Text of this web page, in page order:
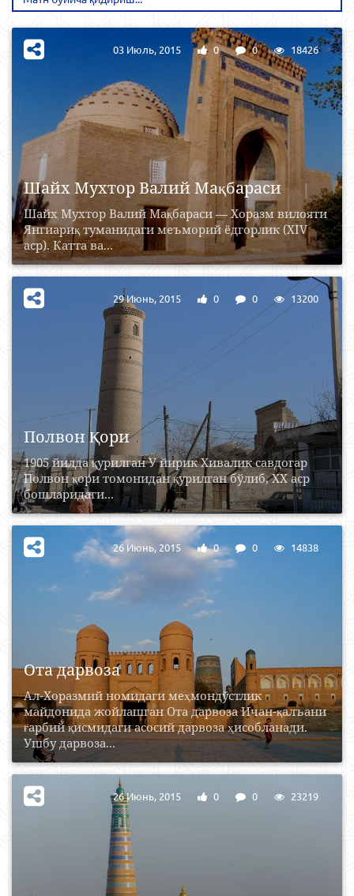
Шайх Мухтор Валий Мақбараси
Шайх Мухтор Валий Мақбараси — Хоразм вилояти
Янгиариқ туманидаги меъморий ёдгорлик (XIV
аср). Катта ва...
03 Июль, 2015 0 0 18426
Полвон Қори
1905 йилда қурилган У йирик Хивалик савдогар
Полвон қори томонидан қурилган бўлиб, XX аср
бошларидаги...
29 Июнь, 2015 0 0 13200
Ота дарвоза
Ал-Хоразмий номидаги меҳмондўстлик
майдонида жойлашган Ота дарвоза Ичан-қалъани
ғарбий қисмидаги асосий дарвоза ҳисобланади.
Ушбу дарвоза...
26 Июнь, 2015 0 0 14838
26 Июнь, 2015 0 0 23219